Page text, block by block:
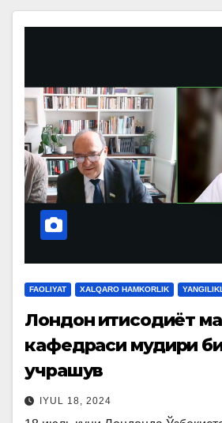
FAOLIYAT XALQARO HAMKORLIK
Лондон иқтисодиёт
кафедраси мудири
учрашув
IYUL 18, 2024